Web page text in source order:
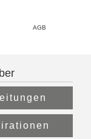
AGB